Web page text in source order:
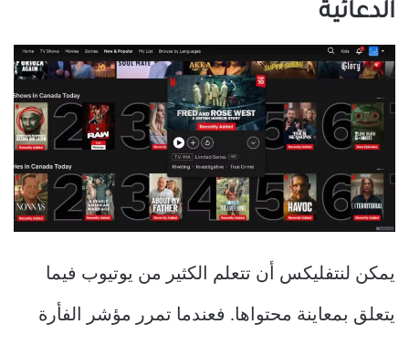
الدعائية
يمكن لنتفليكس أن تتعلم الكثير من يوتيوب فيما
يتعلق بمعاينة محتواها. فعندما تمرر مؤشر الفأرة